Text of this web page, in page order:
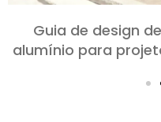
Escolhendo portas
salas: